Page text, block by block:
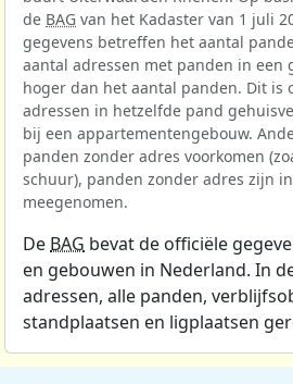
de BAG van het Kadaster van 1 juli
gegevens betreffen het aantal
aantal adressen met panden in een
hoger dan het aantal panden. Dit is
adressen in hetzelfde pand
bij een appartementengebouw.
panden zonder adres voorkomen
schuur), panden zonder adres zijn
meegenomen.
De BAG bevat de officiële
en gebouwen in Nederland. In
adressen, alle panden,
standplaatsen en ligplaatsen